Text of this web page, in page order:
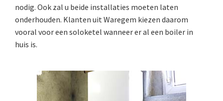
nodig. Ook zal u beide installaties moeten laten
onderhouden. Klanten uit Waregem kiezen daarom
vooral voor een soloketel wanneer er al een boiler in
huis is.